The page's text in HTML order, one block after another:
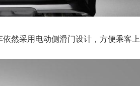
然采用电动侧滑门设计，方便乘客上